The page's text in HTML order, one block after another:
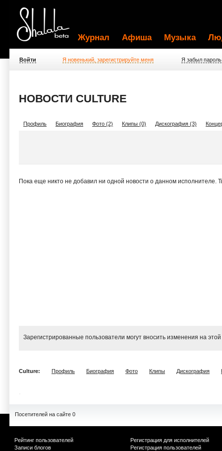
Журнал Афиша Музыка
Войти Я новенький, зарегистрируйте меня Я забыл пароль
НОВОСТИ CULTURE
Профиль Биография Фото (2) Клипы (0) Дискография (3)
Пока еще никто не добавил ни одной новости о данном
Зарегистрированные пользователи могут вносить изменения на
Culture: Профиль Биография Фото Клипы Дискография
Посетителей на сайте 0
Рейтинг пользователей
Записи блогов
Регистрация для исполнителей
Регистрация пользователей